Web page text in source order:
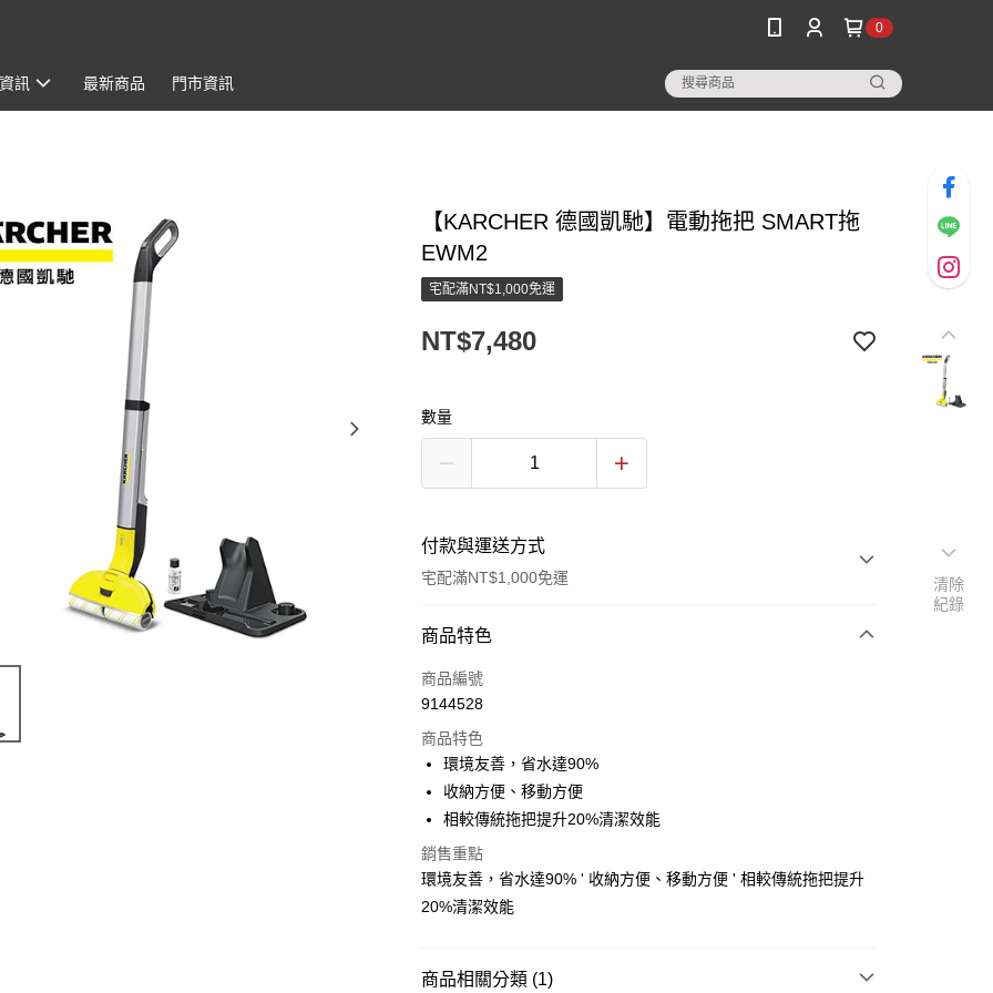
0
訊 最新商品 門市資訊
【KARCHER 德國凱馳】電動拖把 SMART拖
EWM2
宅配滿NT$1,000免運
NT$7,480
數量
付款與運送方式
宅配滿NT$1,000免運
付款方式
信用卡一次付款
街口支付
悠遊付
運送方式
每筆NT$100，滿NT$1,000(含以上)免運費
商品特色
商品編號
9144528
商品特色
環境友善，省水達90%
收納方便、移動方便
相較傳統拖把提升20%清潔效能
銷售重點
環境友善，省水達90% ' 收納方便、移動方便 ' 相較傳統拖把提升
20%清潔效能
商品相關分類 (1)
清除
紀錄